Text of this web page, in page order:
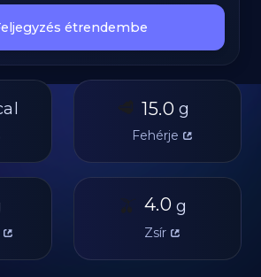
étrendembe
🥩 15.0 g
Fehérje
🫒 4.0 g
Zsír